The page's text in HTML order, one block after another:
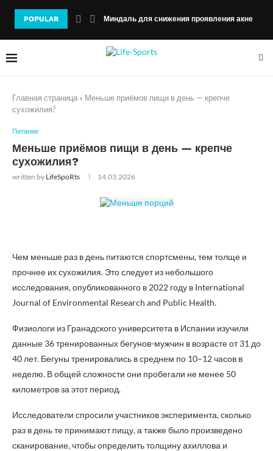
POPULAR Миндаль для снижения проявления акне
Главная страница » Меньше приёмов пищи в день — крепче
сухожилия?
Питание
Меньше приёмов пищи в день — крепче
сухожилия?
written by LifeSpoRts 14.03.2026
Чем меньше раз в день питаются спортсмены, тем толще и
прочнее их сухожилия. Это следует из небольшого
исследования, опубликованного в 2022 году в International
Journal of Environmental Research and Public Health.
Физиологи из Гранадского университета в Испании изучили
данные 36 тренированных бегунов-мужчин в возрасте от 31 до
40 лет. Бегуны тренировались в среднем по 10–12 часов в
неделю. В общей сложности они пробегали не менее 50
километров за этот период.
Исследователи спросили участников эксперимента, сколько
раз в день те принимают пищу, а также было произведено
сканирование, чтобы определить толщину ахиллова и